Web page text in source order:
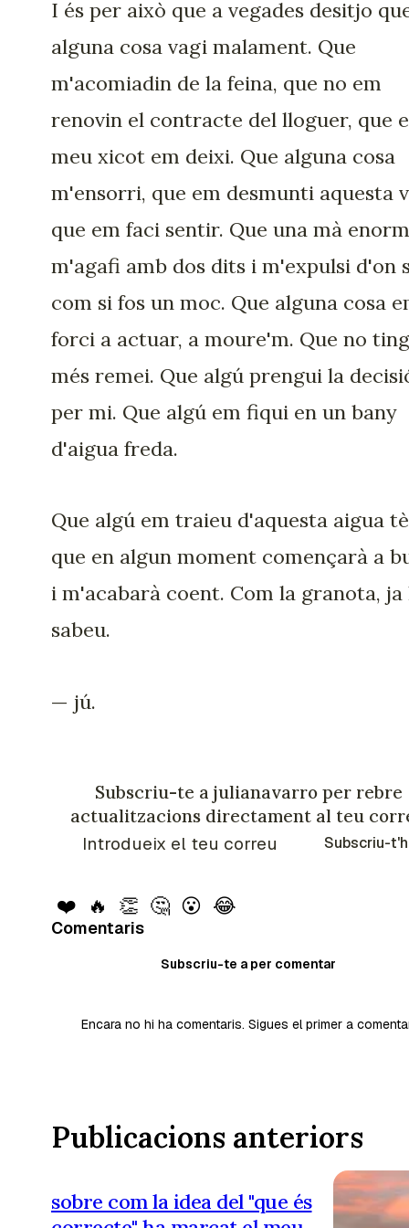
I és per això que a vegades desitjo
alguna cosa vagi malament. Que
m'acomiadin de la feina, que no em
renovin el contracte del lloguer, que
meu xicot em deixi. Que alguna cosa
m'ensorri, que em desmunti aquesta
que em faci sentir. Que una mà
m'agafi amb dos dits i m'expulsi d'on
com si fos un moc. Que alguna cosa
forci a actuar, a moure'm. Que no
més remei. Que algú prengui la
per mi. Que algú em fiqui en un bany
d'aigua freda.
Que algú em traieu d'aquesta aigua
que en algun moment començarà a
i m'acabarà coent. Com la granota, ja
sabeu.
— jú.
Subscriu-te a julianavarro per rebre
actualitzacions directament al teu
Subscriu-
❤️ 🔥 👏 🤔 😮 😂
Comentaris
Subscriu-te a per comentar
Encara no hi ha comentaris. Sigues el primer a
Publicacions anteriors
sobre com la idea del "que és